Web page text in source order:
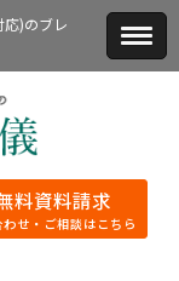
)のブレ
料資料請求
わせ・ご相談はこちら